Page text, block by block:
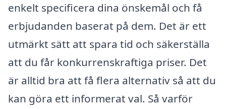
enkelt specificera dina önskemål och få
erbjudanden baserat på dem. Det är ett
utmärkt sätt att spara tid och säkerställa
att du får konkurrenskraftiga priser. Det
är alltid bra att få flera alternativ så att du
kan göra ett informerat val. Så varför